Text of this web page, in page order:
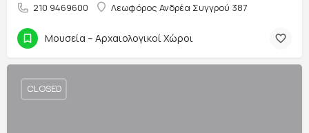
210 9469600 Λεωφόρος Ανδρέα Συγγρού 387
Μουσεία – Αρχαιολογικοί Χώροι
CLOSED